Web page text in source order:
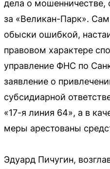
дела о мошенничестве,
за «Великан-Парк».
обыски ошибкой,
правовом характере
управление ФНС по
заявление о
субсидиарной
«17-я линия 64», а в
меры арестованы
Эдуард Пичугин,